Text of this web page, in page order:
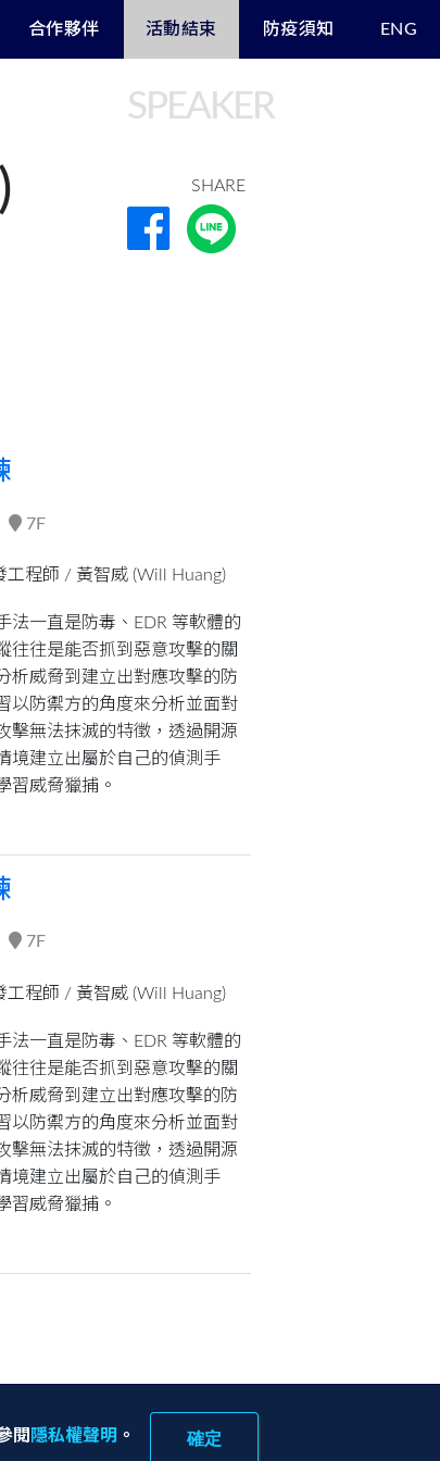
合作夥伴 活動結束 防疫須知 ENG
閱 隱私權聲明 。 確定
SPEAKER
SHARE
7F
工程師 / 黃智威 (Will Huang)
法一直是防毒、EDR 等軟體的
往往是能否抓到惡意攻擊的關
析威脅到建立出對應攻擊的防
以防禦方的角度來分析並面對
擊無法抹滅的特徵，透過開源
境建立出屬於自己的偵測手
習威脅獵捕。
7F
工程師 / 黃智威 (Will Huang)
法一直是防毒、EDR 等軟體的
往往是能否抓到惡意攻擊的關
析威脅到建立出對應攻擊的防
以防禦方的角度來分析並面對
擊無法抹滅的特徵，透過開源
境建立出屬於自己的偵測手
習威脅獵捕。